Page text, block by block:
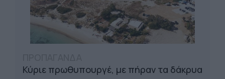
Κύριε πρωθυπουργέ, με πήραν τα δάκρυα